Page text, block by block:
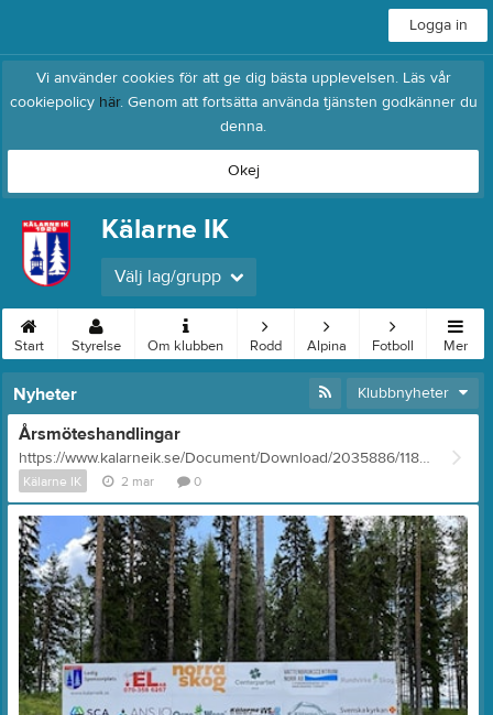
Logga in
Vi använder cookies för att ge dig bästa upplevelsen. Läs vår
cookiepolicy här. Genom att fortsätta använda tjänsten godkänner du
denna.
Okej
Kälarne IK
Välj lag/grupp
Start Styrelse Om klubben Rodd Alpina Fotboll Mer
Nyheter Klubbnyheter
Årsmöteshandlingar
https://www.kalarneik.se/Document/Download/2035886/11806698
Kälarne IK 2 mar 0